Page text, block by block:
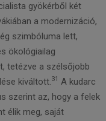
gyökérből két
a modernizáció,
szimbóluma lett,
ökológiailag
tetézve a szélsőjobb
kiváltott.31 A kudarc
szerint az, hogy a felek
élik meg, saját